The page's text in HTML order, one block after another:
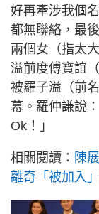
好再牽涉我個
都無聯絡，最
兩個女（指太
溢前度傅寶誼
被羅子溢（前
幕。羅仲謙說
Ok！」
相關閱讀： 陳
離奇「被加入